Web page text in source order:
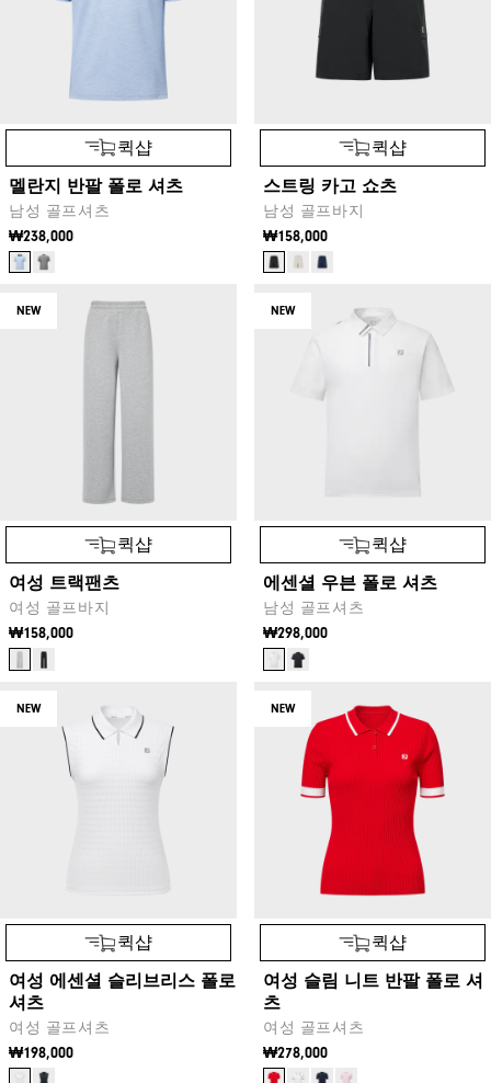
퀵샵
멜란지 반팔 폴로 셔츠
남성 골프셔츠
₩238,000
퀵샵
스트링 카고 쇼츠
남성 골프바지
₩158,000
NEW
퀵샵
여성 트랙팬츠
여성 골프바지
₩158,000
NEW
퀵샵
에센셜 우븐 폴로 셔츠
남성 골프셔츠
₩298,000
NEW
퀵샵
여성 에센셜 슬리브리스 폴로
셔츠
여성 골프셔츠
₩198,000
NEW
퀵샵
여성 슬림 니트 반팔 폴로 셔
츠
여성 골프셔츠
₩278,000